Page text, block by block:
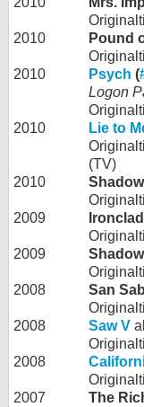
2010
Pound
2010
Psych (
Logon
2010
Lie to
(TV)
2010
2009
Ironclad
2009
2008
San
2008
Saw V
2008
2007
The